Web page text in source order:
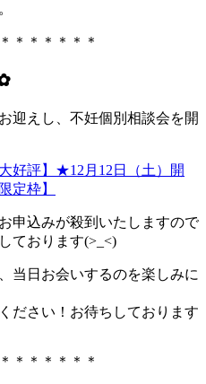
＊＊＊＊＊＊
迎えし、不妊個別相談会を開
大好評】★12月12日（土）開
定枠】
申込みが殺到いたしますので
ております(>_<)
当日お会いするのを楽しみに
ださい！お待ちしております
＊＊＊＊＊＊